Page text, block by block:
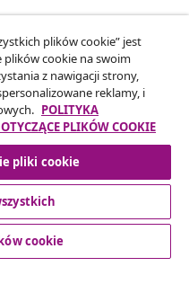
umowy dotyczącej
umowy
plików cookie” jest
cookie na swoim
z nawigacji strony,
reklamy, i
POLITYKA
PLIKÓW COOKIE
pliki cookie
cookie